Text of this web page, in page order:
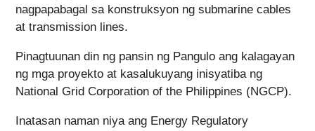
nagpapabagal sa konstruksyon ng submarine cables
at transmission lines.
Pinagtuunan din ng pansin ng Pangulo ang kalagayan
ng mga proyekto at kasalukuyang inisyatiba ng
National Grid Corporation of the Philippines (NGCP).
Inatasan naman niya ang Energy Regulatory